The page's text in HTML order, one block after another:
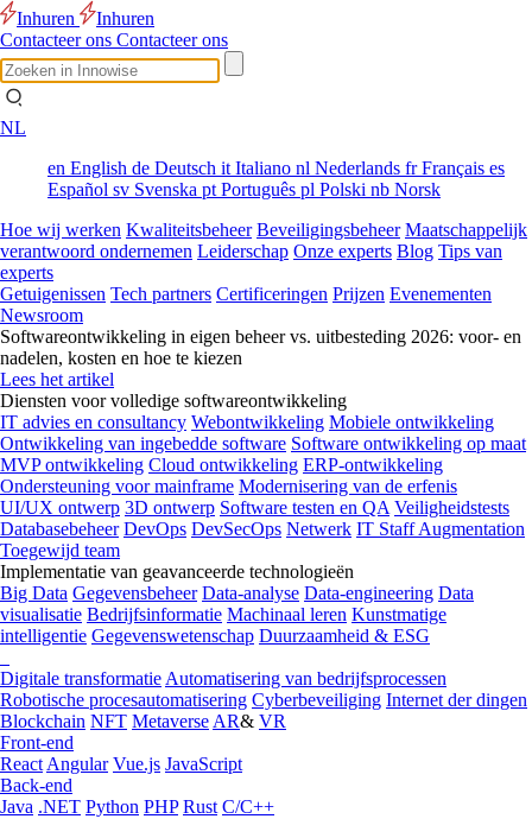
Inhuren
Inhuren
Contacteer ons Contacteer ons
NL
en English de Deutsch it Italiano nl Nederlands frFrançais es
Español sv Svenska pt Português pl Polski nb Norsk
Hoe wij werken Kwaliteitsbeheer Beveiligingsbeheer Maatschappelijk
verantwoord ondernemen Leiderschap Onze experts Blog Tips van
experts
Getuigenissen Tech partners Certificeringen Prijzen Evenementen
Newsroom
Softwareontwikkeling in eigen beheer vs. uitbesteding 2026: voor- en
nadelen, kosten en hoe te kiezen
Lees het artikel
Diensten voor volledige softwareontwikkeling
IT advies en consultancy Webontwikkeling Mobiele ontwikkeling
Ontwikkeling van ingebedde software Software ontwikkeling op maat
MVP ontwikkeling Cloud ontwikkeling ERP-ontwikkeling
Ondersteuning voor mainframe Modernisering van de erfenis
UI/UX ontwerp 3D ontwerp Software testen en QA Veiligheidstests
Databasebeheer DevOps DevSecOps Netwerk IT Staff Augmentation
Toegewijd team
Implementatie van geavanceerde technologieën
Big Data Gegevensbeheer Data-analyse Data-engineering Data
visualisatie Bedrijfsinformatie Machinaal leren Kunstmatige
intelligentie Gegevenswetenschap Duurzaamheid & ESG
Digitale transformatie Automatisering van bedrijfsprocessen
Robotische procesautomatisering Cyberbeveiliging Internet der dingen
Blockchain NFT Metaverse AR& VR
Front-end
React Angular Vue.js JavaScript
Back-end
Java .NET Python PHP Rust C/C++